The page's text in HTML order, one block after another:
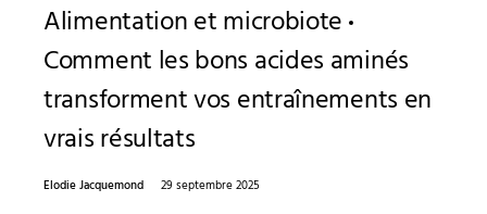
Alimentation et microbiote
Comment les bons acides aminés
transforment vos entraînements en
vrais résultats
Elodie Jacquemond
29 septembre 2025